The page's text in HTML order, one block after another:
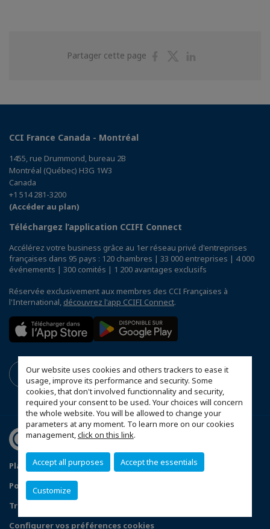
Our website uses cookies and others trackers to ease it
usage, improve its performance and security. Some
cookies, that don't involved functionnality and security,
required your consent to be used. Your choices will concern
the whole website. You will be allowed to change your
parameters at any moment. To learn more on our cookies
management,click on this link.
Accept all purposes Accept the essentials
Customize
Partager cette page
PartagerPartager
CCI France Canada - Montréal
1455, rue Drummond, bureau 2B
Montréal (Québec) H3G 1W3
Canada
+1 514 281-3200
(Accéder au plan)
Téléchargez l’application CCIFI Connect
Accélérez votre business grâce au 1er réseau privé d'entreprises
françaises dans 95 pays : 120 chambres | 33 000 entreprises | 4 000
événements | 300 comités | 1 200 avantages exclusifs
Réservée exclusivement aux membres des CCI Françaises à
l'International, découvrez l'app CCIFI Connect.
Plan du site
Mentions légales
Politique de confidentialité
Traitement des incidents de confidentialité
Configurer vos préférences cookies